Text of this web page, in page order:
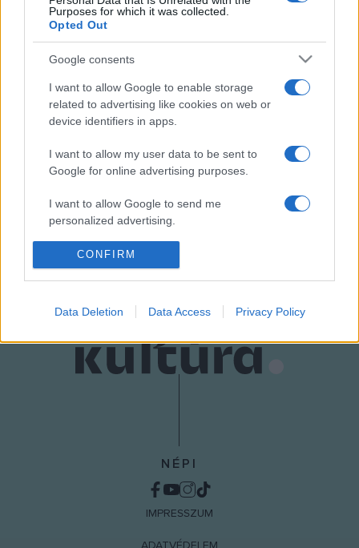
Purposes for which it was collected.
Opted Out
Google consents
I want to allow Google to enable storage
related to advertising like cookies on web or
device identifiers in apps.
I want to allow my user data to be sent to
Google for online advertising purposes.
I want to allow Google to send me
personalized advertising.
I want to allow Google to enable storage
related to analytics like cookies on web or
I want to allow Google to enable storage
I want to allow Google to enable storage
CONFIRM
Data Deletion Data Access Privacy Policy
többiek Gyulán laknak, így a fellépések előtti beállásokon
rázódnak össze. Így sem marad sok idejük a pihenésre, az
balatonfüredi, egy nyírteleki és egy gyulai fellépés.
MEGOSZTÁS
NÉPI
IMPRESSZUM
ADATVÉDELEM